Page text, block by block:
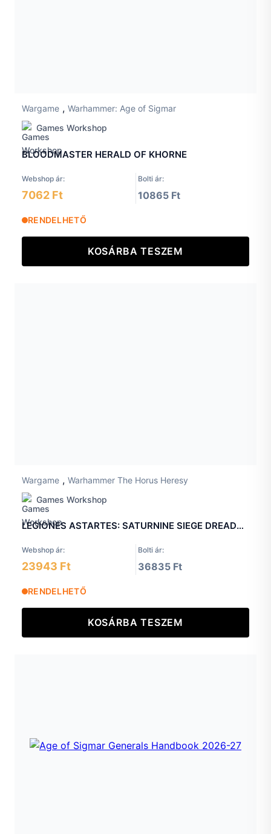
Wargame , Warhammer: Age of Sigmar
Games Workshop
BLOODMASTER HERALD OF KHORNE
Webshop ár: Bolti ár:
7062 Ft 10865 Ft
RENDELHETŐ
KOSÁRBA TESZEM
Wargame , Warhammer The Horus Heresy
Games Workshop
LEGIONES ASTARTES: SATURNINE SIEGE DREADNOUGHT WITH OPHION CONFIGURATION
Webshop ár: Bolti ár:
23943 Ft 36835 Ft
RENDELHETŐ
KOSÁRBA TESZEM